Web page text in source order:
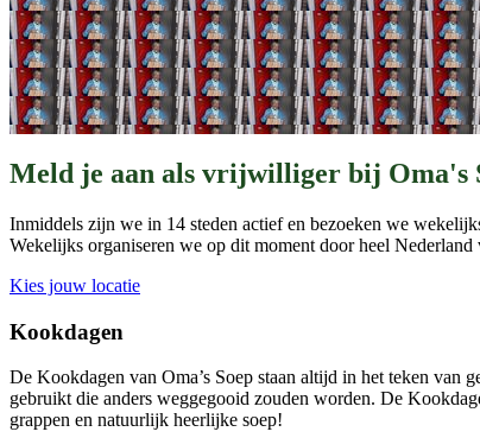
Meld je aan als vrijwilliger bij Oma's
Inmiddels zijn we in 14 steden actief en bezoeken we
Wekelijks organiseren we op dit moment door heel Nederland
Kies jouw locatie
Kookdagen
De Kookdagen van Oma’s Soep staan altijd in het teken van
gebruikt die anders weggegooid zouden worden. De
grappen en natuurlijk heerlijke soep!